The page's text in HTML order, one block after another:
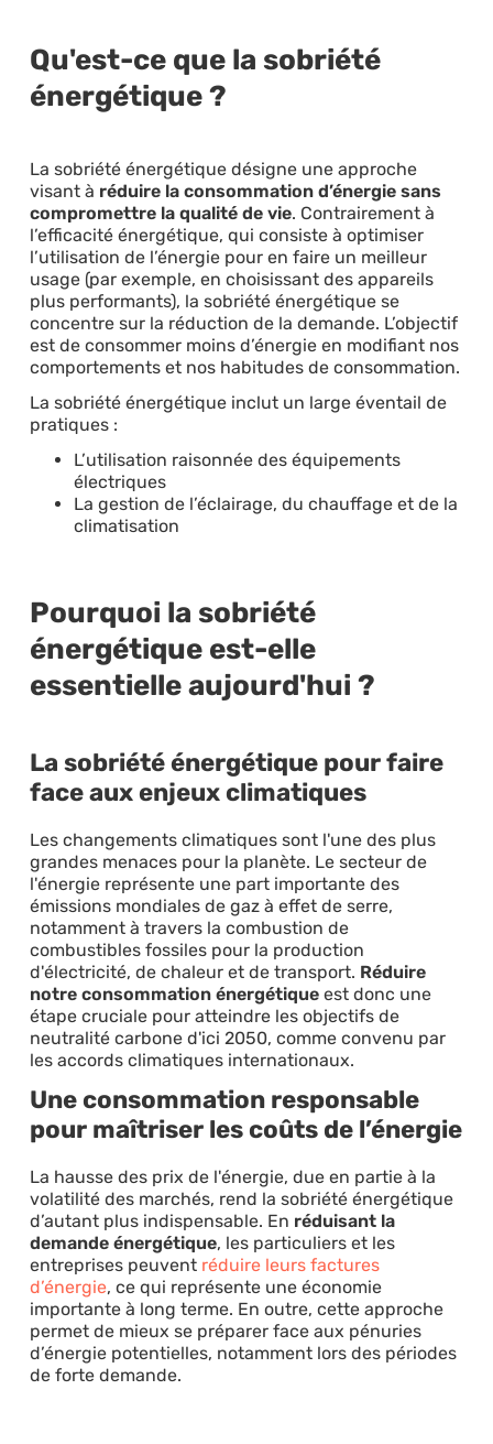
Qu'est-ce que la sobriété
énergétique ?
La sobriété énergétique désigne une approche
visant à réduire la consommation d’énergie sans
compromettre la qualité de vie. Contrairement à
l’efficacité énergétique, qui consiste à optimiser
l’utilisation de l’énergie pour en faire un meilleur
usage (par exemple, en choisissant des appareils
plus performants), la sobriété énergétique se
concentre sur la réduction de la demande. L’objectif
est de consommer moins d’énergie en modifiant nos
comportements et nos habitudes de consommation.
La sobriété énergétique inclut un large éventail de
pratiques :
L’utilisation raisonnée des équipements
électriques
La gestion de l’éclairage, du chauffage et de la
climatisation
Pourquoi la sobriété
énergétique est-elle
essentielle aujourd'hui ?
La sobriété énergétique pour faire
face aux enjeux climatiques
Les changements climatiques sont l'une des plus
grandes menaces pour la planète. Le secteur de
l'énergie représente une part importante des
émissions mondiales de gaz à effet de serre,
notamment à travers la combustion de
combustibles fossiles pour la production
d'électricité, de chaleur et de transport. Réduire
notre consommation énergétiqueest donc une
étape cruciale pour atteindre les objectifs de
neutralité carbone d'ici 2050, comme convenu par
les accords climatiques internationaux.
Une consommation responsable
pour maîtriser les coûts de l’énergie
La hausse des prix de l'énergie, due en partie à la
volatilité des marchés, rend la sobriété énergétique
d’autant plus indispensable. En réduisant la
demande énergétique, les particuliers et les
entreprises peuvent réduire leurs factures
d’énergie, ce qui représente une économie
importante à long terme. En outre, cette approche
permet de mieux se préparer face aux pénuries
d’énergie potentielles, notamment lors des périodes
de forte demande.